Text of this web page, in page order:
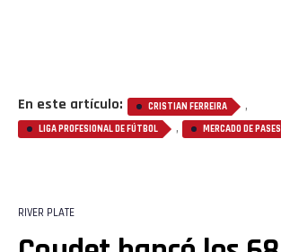
En este artículo: CRISTIAN FERREIRA ,
LIGA PROFESIONAL DE FÚTBOL , MERCADO DE PASES
RIVER PLATE